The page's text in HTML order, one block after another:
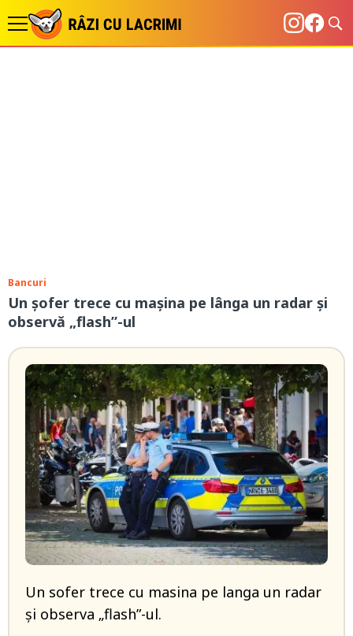
Bancuri
Un șofer trece cu mașina pe lânga un radar şi
observă „flash”-ul
Un sofer trece cu masina pe langa un radar
şi observa „flash”-ul.